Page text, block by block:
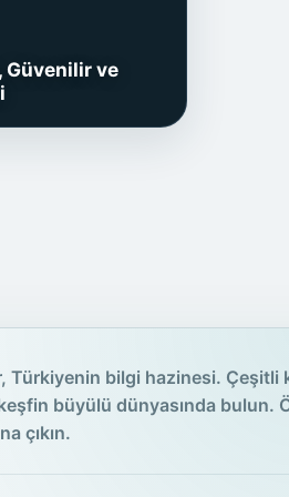
Güvenilir ve
Türkiyenin bilgi hazinesi. Çeşitli
büyülü dünyasında bulun.
çıkın.